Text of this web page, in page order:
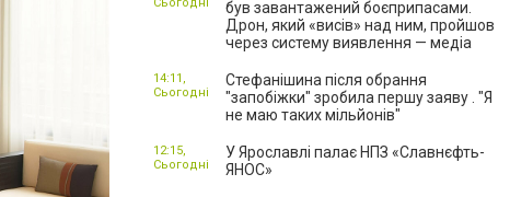
був завантажений боєприпасами.
Дрон, який «висів» над ним, пройшов
через систему виявлення — медіа
Стефанішина після обрання
"запобіжки" зробила першу заяву . "Я
не маю таких мільйонів"
14:11,
Сьогодні
У Ярославлі палає НПЗ «Славнєфть-
ЯНОС»
12:15,
Сьогодні